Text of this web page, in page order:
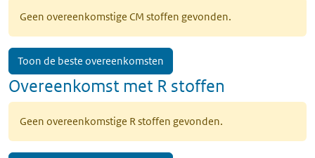
Geen overeenkomstige CM stoffen gevonden.
Toon de beste overeenkomsten
Overeenkomst met R stoffen
Geen overeenkomstige R stoffen gevonden.